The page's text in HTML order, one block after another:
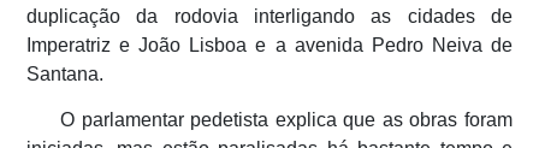
duplicação da rodovia interligando as cidades de
Imperatriz e João Lisboa e a avenida Pedro Neiva de
Santana.
O parlamentar pedetista explica que as obras foram